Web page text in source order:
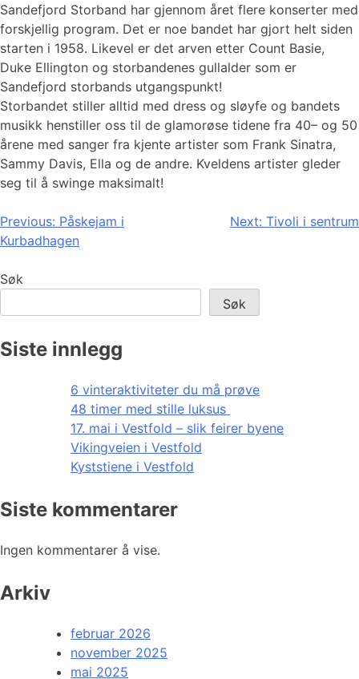
Sandefjord Storband har gjennom året flere konserter med
forskjellig program. Det er noe bandet har gjort helt siden
starten i 1958. Likevel er det arven etter Count Basie,
Duke Ellington og storbandenes gullalder som er
Sandefjord storbands utgangspunkt!
Storbandet stiller alltid med dress og sløyfe og bandets
musikk henstiller oss til de glamorøse tidene fra 40– og 50
årene med sanger fra kjente artister som Frank Sinatra,
Sammy Davis, Ella og de andre. Kveldens artister gleder
seg til å swinge maksimalt!
Innleggsnavigasjon
Previous: Påskejam i
Kurbadhagen
Next: Tivoli i sentrum
Søk
Søk
Siste innlegg
6 vinteraktiviteter du må prøve
48 timer med stille luksus
17. mai i Vestfold – slik feirer byene
Vikingveien i Vestfold
Kyststiene i Vestfold
Siste kommentarer
Ingen kommentarer å vise.
Arkiv
februar 2026
november 2025
mai 2025